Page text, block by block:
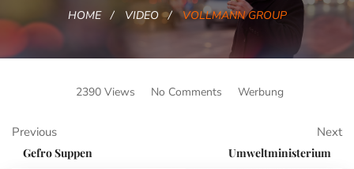
HOME VIDEO VOLLMANN GROUP
2390 Views No Comments Werbung
Previous
Gefro Suppen
Next
Umweltministerium